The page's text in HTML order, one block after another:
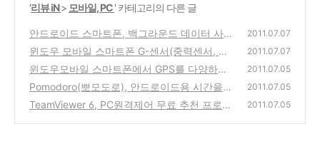
'리뷰 iN> 모바일, PC' 카테고리의 다른 글
안드로이드 스마트폰, 백그라운드 데이터 사용
안함 메세지 문제 해결 방법
(10)
2011.07.07
윈도우 모바일 스마트폰 G-센서(중력센서, 자
이로센서) 가지고 노는 방법
(2)
2011.07.07
윈도우모바일 스마트폰에서 GPS를 다양하게
활용해 보는 방법
(0)
2011.07.05
Pomodoro(뽀모도로), 안드로이드용 시간을
요리하는 간단 명료한 프로그램
(2)
2011.07.05
TeamViewer 6, PC원격제어 무료 추천 프로그
2011.07.05